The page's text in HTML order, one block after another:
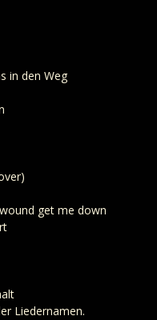
in den Weg
get me down
Liedernamen.